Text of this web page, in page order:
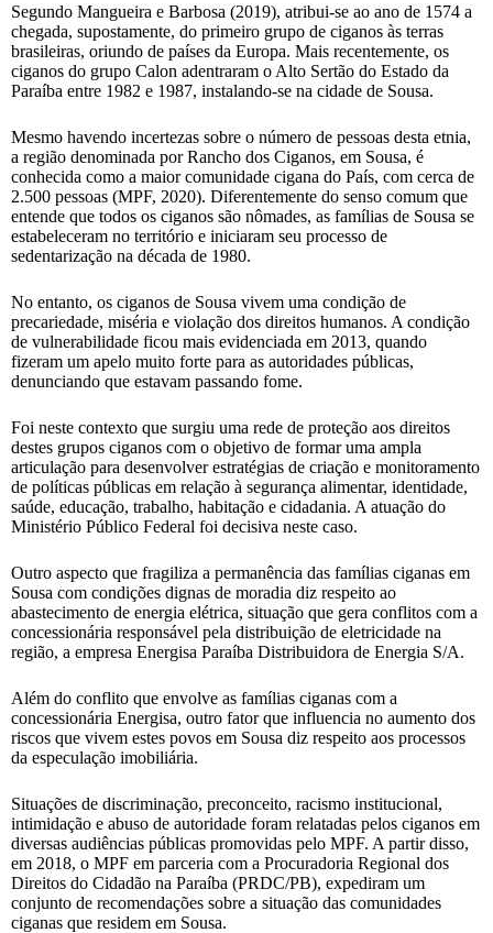
Segundo Mangueira e Barbosa (2019), atribui-se ao ano de 1574 a
chegada, supostamente, do primeiro grupo de ciganos às terras
brasileiras, oriundo de países da Europa. Mais recentemente, os
ciganos do grupo Calon adentraram o Alto Sertão do Estado da
Paraíba entre 1982 e 1987, instalando-se na cidade de Sousa.
Mesmo havendo incertezas sobre o número de pessoas desta etnia,
a região denominada por Rancho dos Ciganos, em Sousa, é
conhecida como a maior comunidade cigana do País, com cerca de
2.500 pessoas (MPF, 2020). Diferentemente do senso comum que
entende que todos os ciganos são nômades, as famílias de Sousa se
estabeleceram no território e iniciaram seu processo de
sedentarização na década de 1980.
No entanto, os ciganos de Sousa vivem uma condição de
precariedade, miséria e violação dos direitos humanos. A condição
de vulnerabilidade ficou mais evidenciada em 2013, quando
fizeram um apelo muito forte para as autoridades públicas,
denunciando que estavam passando fome.
Foi neste contexto que surgiu uma rede de proteção aos direitos
destes grupos ciganos com o objetivo de formar uma ampla
articulação para desenvolver estratégias de criação e monitoramento
de políticas públicas em relação à segurança alimentar, identidade,
saúde, educação, trabalho, habitação e cidadania. A atuação do
Ministério Público Federal foi decisiva neste caso.
Outro aspecto que fragiliza a permanência das famílias ciganas em
Sousa com condições dignas de moradia diz respeito ao
abastecimento de energia elétrica, situação que gera conflitos com a
concessionária responsável pela distribuição de eletricidade na
região, a empresa Energisa Paraíba Distribuidora de Energia S/A.
Além do conflito que envolve as famílias ciganas com a
concessionária Energisa, outro fator que influencia no aumento dos
riscos que vivem estes povos em Sousa diz respeito aos processos
da especulação imobiliária.
Situações de discriminação, preconceito, racismo institucional,
intimidação e abuso de autoridade foram relatadas pelos ciganos em
diversas audiências públicas promovidas pelo MPF. A partir disso,
em 2018, o MPF em parceria com a Procuradoria Regional dos
Direitos do Cidadão na Paraíba (PRDC/PB), expediram um
conjunto de recomendações sobre a situação das comunidades
ciganas que residem em Sousa.